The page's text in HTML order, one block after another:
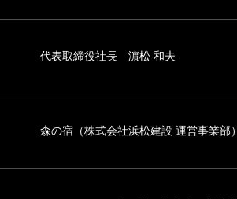
代表取締役社長 濵松 和夫
森の宿（株式会社浜松建設 運営事業部）